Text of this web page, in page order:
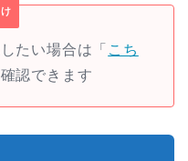
たい場合は「 こち
確認できます